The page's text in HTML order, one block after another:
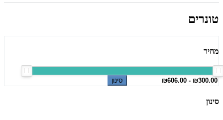
טונרים
מחיר
סינון
סינון